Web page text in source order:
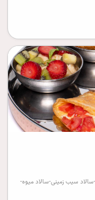
سالاد سیب زمینی-سالاد میوه-